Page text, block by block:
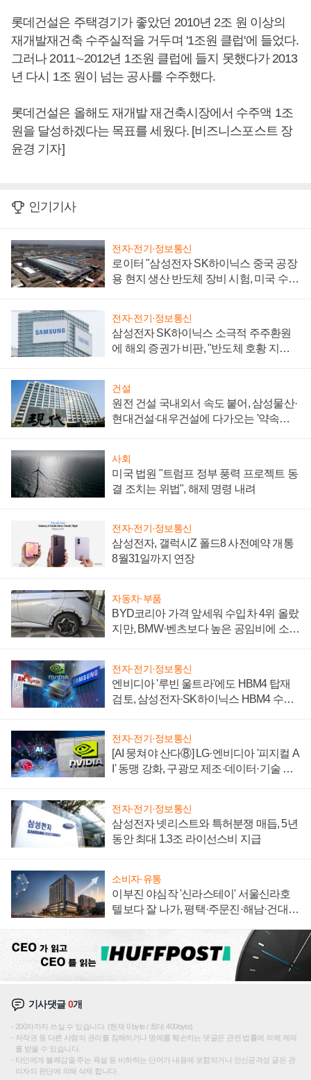
롯데건설은 주택경기가 좋았던 2010년 2조 원 이상의
재개발재건축 수주실적을 거두며 '1조원 클럽'에 들었다.
그러나 2011∼2012년 1조원 클럽에 들지 못했다가 2013
년 다시 1조 원이 넘는 공사를 수주했다.
롯데건설은 올해도 재개발 재건축시장에서 수주액 1조
원을 달성하겠다는 목표를 세웠다. [비즈니스포스트 장
윤경 기자]
인기기사
전자·전기·정보통신
로이터 "삼성전자 SK하이닉스 중국 공장
용 현지 생산 반도체 장비 시험, 미국 수출
전자·전기·정보통신
삼성전자 SK하이닉스 소극적 주주환원
에 해외 증권가 비판, "반도체 호황 지속
건설
원전 건설 국내외서 속도 붙어, 삼성물산·
현대건설·대우건설에 다가오는 '약속의
사회
미국 법원 "트럼프 정부 풍력 프로젝트 동
결 조치는 위법", 해제 명령 내려
전자·전기·정보통신
삼성전자, 갤럭시Z 폴드8 사전예약 개통
8월31일까지 연장
자동차·부품
BYD코리아 가격 앞세워 수입차 4위 올랐
지만, BMW·벤츠보다 높은 공임비에 소비
전자·전기·정보통신
엔비디아 '루빈 울트라'에도 HBM4 탑재
검토, 삼성전자·SK하이닉스 HBM4 수율
전자·전기·정보통신
[AI 뭉쳐야 산다⑧] LG·엔비디아 '피지컬 A
I' 동맹 강화, 구광모 제조·데이터·기술 결
전자·전기·정보통신
삼성전자 넷리스트와 특허분쟁 매듭, 5년
동안 최대 1.3조 라이선스비 지급
소비자·유통
이부진 야심작 '신라스테이' 서울신라호
텔보다 잘 나가, 평택·주문진·해남·건대로
기사댓글0개
200자까지 쓰실 수 있습니다. (현재 0 byte / 최대 400byte)
저작권 등 다른 사람의 권리를 침해하거나 명예를 훼손하는 댓글은 관련 법률에 의해 제재
를 받을 수 있습니다.
타인에게 불쾌감을 주는 욕설 등 비하하는 단어가 내용에 포함되거나 인신공격성 글은 관
리자의 판단에 의해 삭제 합니다.